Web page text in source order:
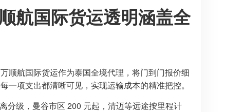
航国际货运透明涵盖全
顺航国际货运作为泰国全境代理，将门到门报价细
项支出都清晰可见，实现运输成本的精准把控。
分级，曼谷市区 200 元起，清迈等远途按里程计